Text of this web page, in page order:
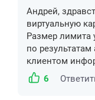
Андрей,
виртуальную
Размер лимита
по
клиентом
6